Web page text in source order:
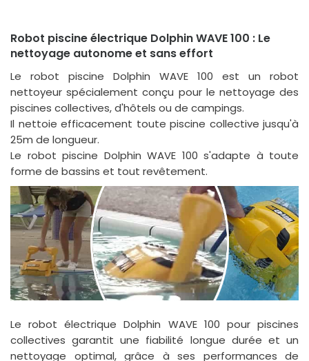
Robot piscine électrique Dolphin WAVE 100 : Le
nettoyage autonome et sans effort
Le robot piscine Dolphin WAVE 100 est un robot
nettoyeur spécialement conçu pour le nettoyage des
piscines collectives, d'hôtels ou de campings.
Il nettoie efficacement toute piscine collective jusqu'à
25m de longueur.
Le robot piscine Dolphin WAVE 100 s'adapte à toute
forme de bassins et tout revêtement.
Le robot électrique Dolphin WAVE 100 pour piscines
collectives garantit une fiabilité longue durée et un
nettoyage optimal, grâce à ses performances de